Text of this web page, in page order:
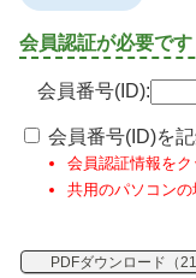
会員認証が必要です
会員番号(ID):
会員番号(ID)を
会員認証情報を
共用のパソコン
PDFダウンロード（